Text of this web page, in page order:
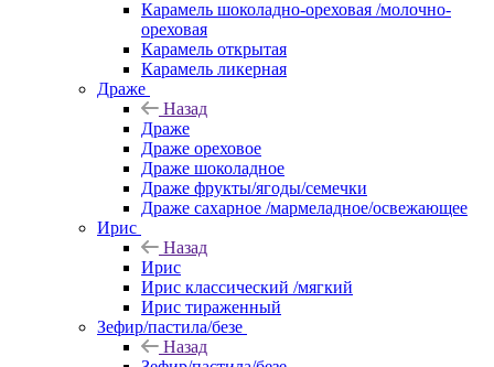
Карамель шоколадно-ореховая /молочно-
ореховая
Карамель открытая
Карамель ликерная
Драже
Назад
Драже
Драже ореховое
Драже шоколадное
Драже фрукты/ягоды/семечки
Драже сахарное /мармеладное/освежающее
Ирис
Назад
Ирис
Ирис классический /мягкий
Ирис тираженный
Зефир/пастила/безе
Назад